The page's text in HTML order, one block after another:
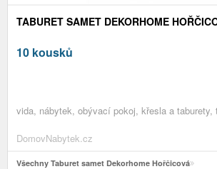
TABURET SAMET DEKORHOME
10 kousků
vida, nábytek, obývací pokoj, křesla a taburety,
DomovNabytek.cz
Všechny Taburet samet Dekorhome Hořčicová